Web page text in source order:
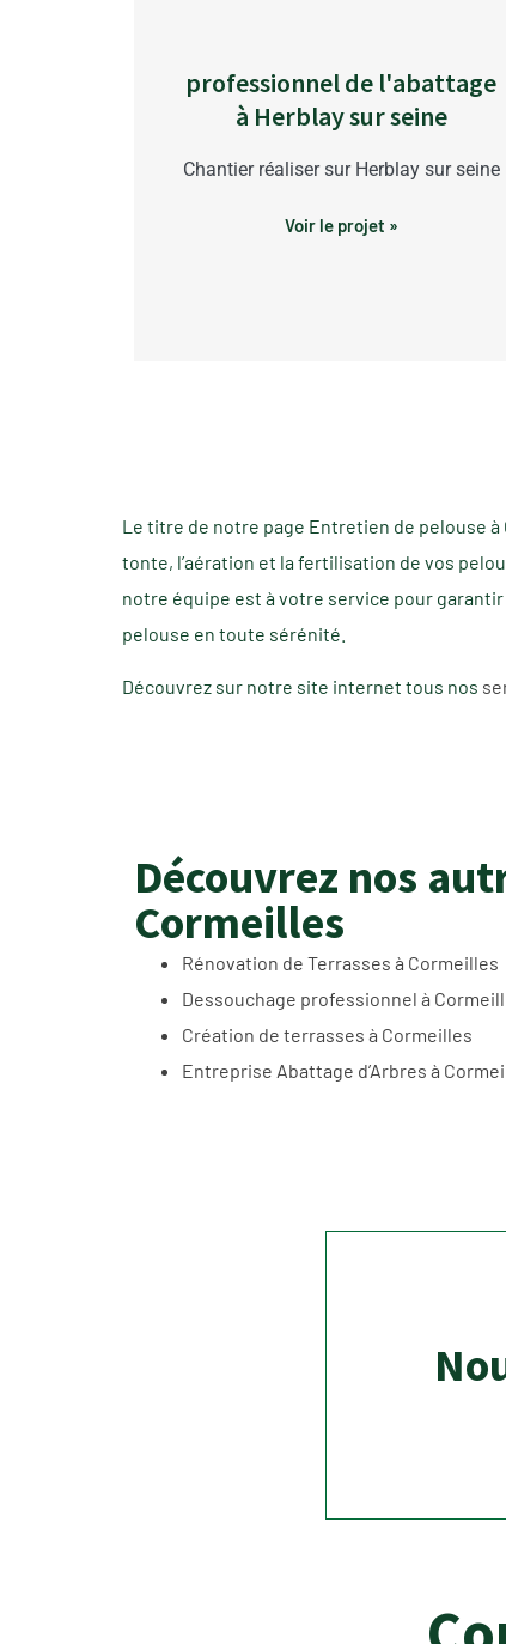
professionnel de l'abattage
à Herblay sur seine
Chantier réaliser sur Herblay sur seine
Voir le projet »
Le titre de notre page Entretien de pelouse
tonte, l’aération et la fertilisation de vos
notre équipe est à votre service pour
pelouse en toute sérénité.
Découvrez sur notre site internet tous nos
Découvrez nos
Cormeilles
Rénovation de Terrasses à Cormeilles
Dessouchage professionnel à
Création de terrasses à Cormeilles
Entreprise Abattage d’Arbres à